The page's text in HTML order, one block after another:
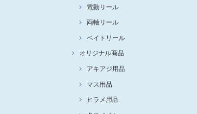
電動リール
両軸リール
ベイトリール
オリジナル商品
アキアジ用品
マス用品
ヒラメ用品